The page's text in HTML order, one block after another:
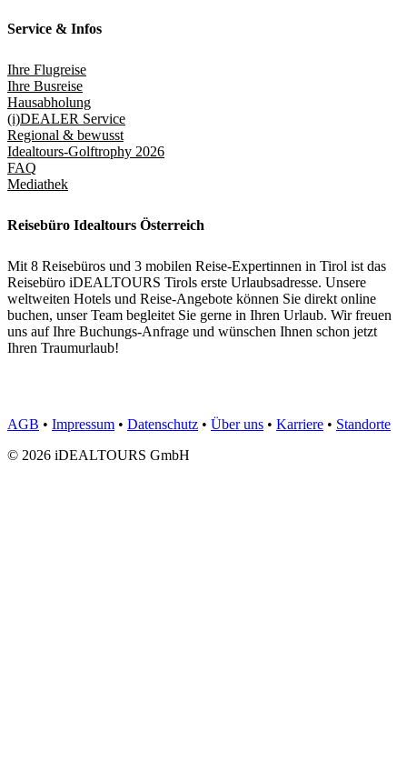
Service & Infos
Ihre Flugreise
Ihre Busreise
Hausabholung
(i)DEALER Service
Regional & bewusst
Idealtours-Golftrophy 2026
FAQ
Mediathek
Reisebüro Idealtours Österreich
Mit 8 Reisebüros und 3 mobilen Reise-Expertinnen in Tirol ist das
Reisebüro iDEALTOURS Tirols erste Urlaubsadresse. Unsere
weltweiten Hotels und Reise-Angebote können Sie direkt online
buchen, unser Team begleitet Sie gerne in Ihren Urlaub. Wir freuen
uns auf Ihre Buchungs-Anfrage und wünschen Ihnen schon jetzt
Ihren Traumurlaub!
AGB • Impressum • Datenschutz • Über uns • Karriere • Standorte
© 2026 iDEALTOURS GmbH